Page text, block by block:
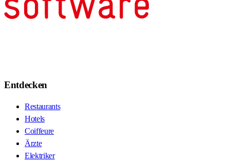
Entdecken
Restaurants
Hotels
Coiffeure
Ärzte
Elektriker